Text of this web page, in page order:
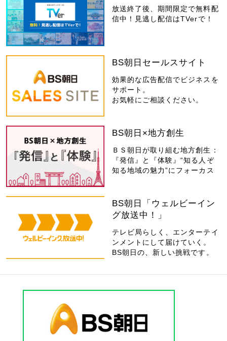
放送終了後、期間限定で無料配
信中！見逃し配信はTVerで！
BS朝日セールスサイト
効果的な広告配信でビジネスを
サポート。
お気軽にご相談ください。
BS朝日×地方創生
ＢＳ朝日が取り組む地方創生：
『発信』と『体験』“知る人ぞ
知る地域の魅力”にフォーカス
BS朝日「ウェルビーイン
グ放送中！」
テレビ局らしく、エンターテイ
ンメントにして届けていく。
BS朝日の、新しい挑戦です。